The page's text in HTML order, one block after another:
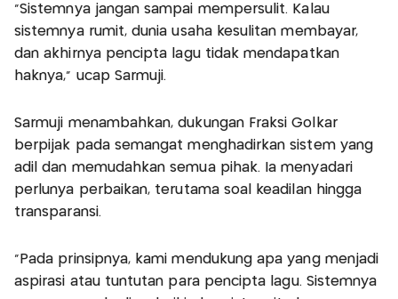
“Sistemnya jangan sampai mempersulit. Kalau
sistemnya rumit, dunia usaha kesulitan membayar,
dan akhirnya pencipta lagu tidak mendapatkan
haknya,” ucap Sarmuji.
Sarmuji menambahkan, dukungan Fraksi Golkar
berpijak pada semangat menghadirkan sistem yang
adil dan memudahkan semua pihak. Ia menyadari
perlunya perbaikan, terutama soal keadilan hingga
transparansi.
“Pada prinsipnya, kami mendukung apa yang menjadi
aspirasi atau tuntutan para pencipta lagu. Sistemnya